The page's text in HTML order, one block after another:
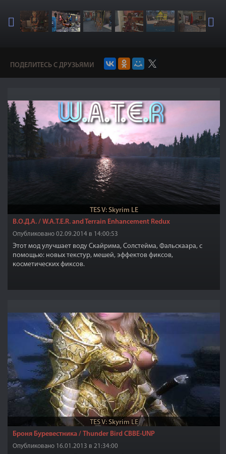
ПОДЕЛИТЕСЬ С ДРУЗЬЯМИ
TES V: Skyrim LE
В.О.Д.А. / W.A.T.E.R. and Terrain Enhancement Redux
Опубликовано 02.09.2014 в 14:00:53
Этот мод улучшает воду Скайрима, Солстейма, Фальскаара, с
помощью: новых текстур, мешей, эффектов фиксов,
косметических фиксов.
TES V: Skyrim LE
Броня Буревестника / Thunder Bird CBBE-UNP
Опубликовано 16.01.2013 в 21:34:00